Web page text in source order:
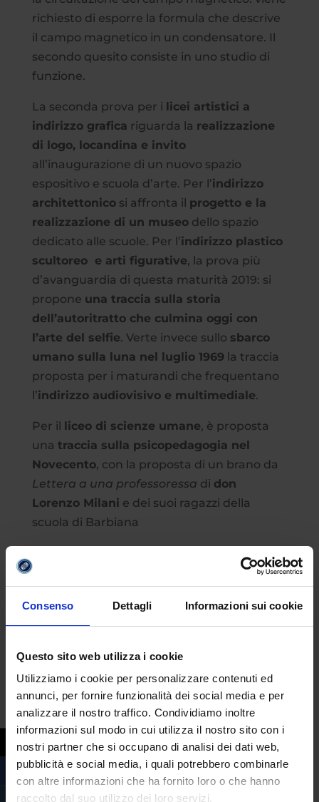
Consenso Dettagli Informazioni sui cookie
Questo sito web utilizza i cookie
Utilizziamo i cookie per personalizzare contenuti ed
annunci, per fornire funzionalità dei social media e per
analizzare il nostro traffico. Condividiamo inoltre
informazioni sul modo in cui utilizza il nostro sito con i
nostri partner che si occupano di analisi dei dati web,
pubblicità e social media, i quali potrebbero combinarle
con altre informazioni che ha fornito loro o che hanno
raccolto dal suo utilizzo dei loro servizi.
richiesto di esporre la formula che descrive
il campo magnetico in un condensatore. Il
secondo quesito consiste in uno studio di
funzione.
La seconda prova per i licei artistici a
indirizzo grafica riguarda la realizzazione
di logo, locandina e invito
all’inaugurazione di un nuovo spazio
espositivo e scuola d’arte. Per l’indirizzo
architettonicosi affronta il progetto e la
realizzazione di un museodello spazio
dedicato alle scuole. Per l’indirizzo plastico
scultoreo e arti figurative, la prova più
d’avanguardia di questa maturità 2019: si
propone una traccia sulla storia
dell’autoritratto che culmina oggi con
l’arte del selfie. Verte invece sullo sbarco
umano sulla luna nel luglio 1969 la traccia
proposta per i maturandi che frequentano
l’indirizzo audiovisivo e multimediale.
Per il liceo di scienze umane, è proposta
una traccia sulla psicopedagogia nel
Novecento, con la proposta di un brano da
Lettera a una professoressa di don
Lorenzo Milani e dei suoi ragazzi della
scuola di Barbiana
di business e conto economico di Alfa
risultato economico e del rischio di credito.